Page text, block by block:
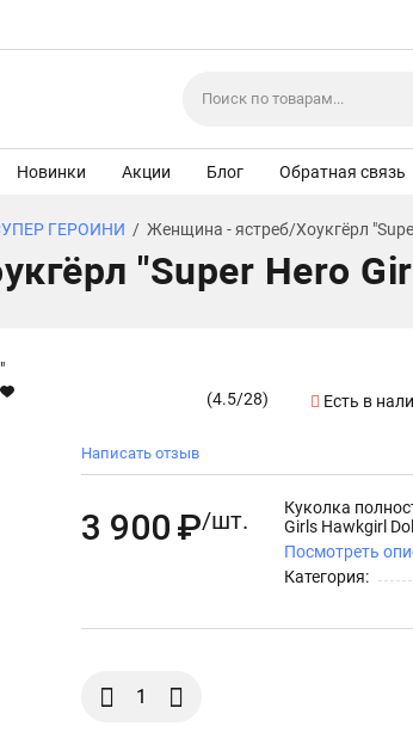
Новинки Акции Блог Обратная связь
ГЕРОИНИ / Женщина - ястреб/Хоукгёрл
"Super Hero
(4.5/28)
Написать отзыв
Есть в
3 900 ₽/шт.
Куколка
Girls Hawkgirl Doll
Посмотреть
Категория: